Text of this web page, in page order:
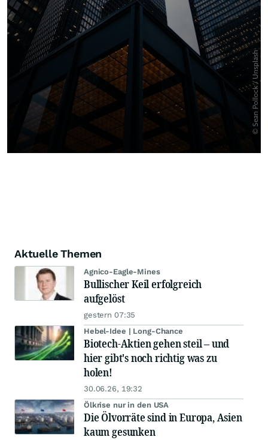
Aktuelle Themen
Agnico-Eagle-Mines
Bullischer Keil erfolgreich
aufgelöst
gestern 07:35
Hebel-Idee | Long-Chance
Biotech-Aktien gehen steil – und
hier gibt's noch richtig was zu
holen!
30.06.26, 19:32
Ölkrise nur in den USA
Die Ölvorräte sind in Europa, Asien
kaum gesunken